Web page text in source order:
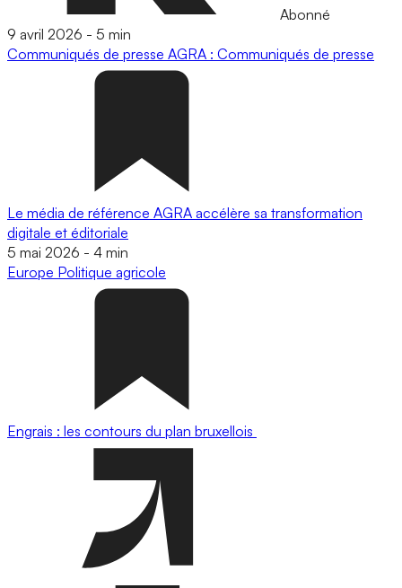
Abonné
9 avril 2026 - 5 min
Communiqués de presse AGRA : Communiqués de presse
Le média de référence AGRA accélère sa transformation
digitale et éditoriale
5 mai 2026 - 4 min
Europe Politique agricole
Engrais : les contours du plan bruxellois